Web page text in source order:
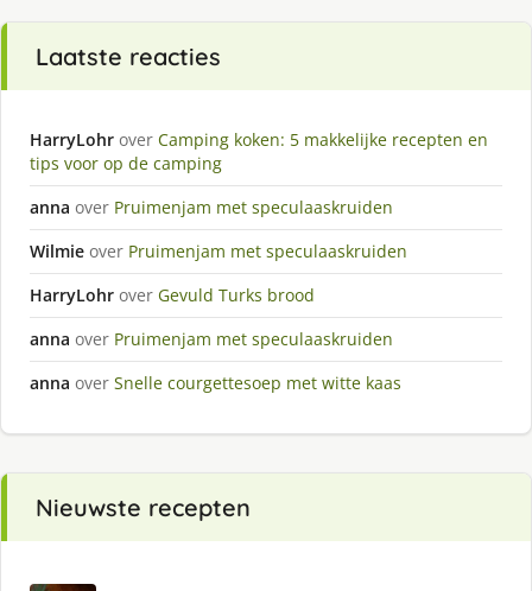
Laatste reacties
HarryLohr over Camping koken: 5 makkelijke recepten en
tips voor op de camping
anna over Pruimenjam met speculaaskruiden
Wilmie over Pruimenjam met speculaaskruiden
HarryLohr over Gevuld Turks brood
anna over Pruimenjam met speculaaskruiden
anna over Snelle courgettesoep met witte kaas
Nieuwste recepten